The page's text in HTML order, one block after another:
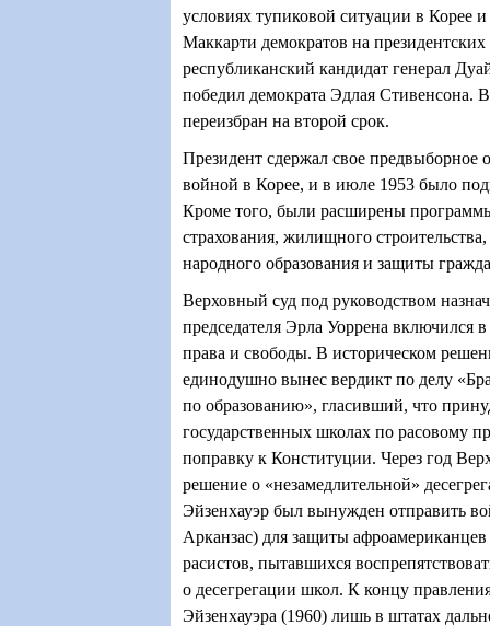
условиях тупиковой ситуации в Корее
Маккарти демократов на
республиканский кандидат генерал
победил демократа Эдлая Стивенсона.
переизбран на второй срок.
Президент сдержал свое предвыборное
войной в Корее, и в июле 1953 было
Кроме того, были расширены
страхования, жилищного
народного образования и защиты
Верховный суд под руководством
председателя Эрла Уоррена включился
права и свободы. В историческом
единодушно вынес вердикт по делу
по образованию», гласивший, что
государственных школах по расовому
поправку к Конституции. Через год
решение о «незамедлительной»
Эйзенхауэр был вынужден отправить
Арканзас) для защиты
расистов, пытавшихся
о десегрегации школ. К концу
Эйзенхауэра (1960) лишь в штатах